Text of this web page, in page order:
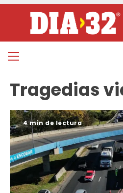
contenido
Menú
Tragedias
4 min de lectura